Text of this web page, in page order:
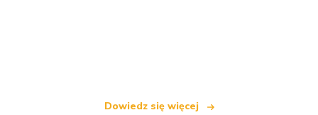
Dowiedz się więcej